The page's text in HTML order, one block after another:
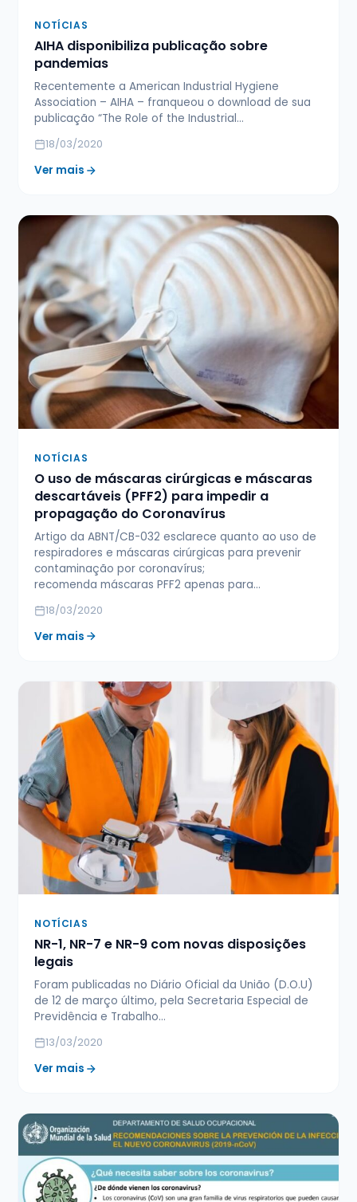
NOTÍCIAS
AIHA disponibiliza publicação sobre
pandemias
Recentemente a American Industrial Hygiene
Association – AIHA – franqueou o download de sua
publicação “The Role of the Industrial…
18/03/2020
Ver mais
NOTÍCIAS
O uso de máscaras cirúrgicas e máscaras
descartáveis (PFF2) para impedir a
propagação do Coronavírus
Artigo da ABNT/CB-032 esclarece quanto ao uso de
respiradores e máscaras cirúrgicas para prevenir
contaminação por coronavírus;
recomenda máscaras PFF2 apenas para…
18/03/2020
Ver mais
NOTÍCIAS
NR-1, NR-7 e NR-9 com novas disposições
legais
Foram publicadas no Diário Oficial da União (D.O.U)
de 12 de março último, pela Secretaria Especial de
Previdência e Trabalho…
13/03/2020
Ver mais